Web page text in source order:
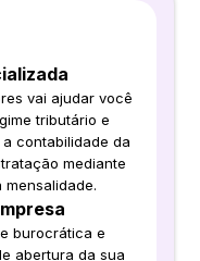
vai ajudar você
tributário e
contabilidade da
mediante
mensalidade.
burocrática e
abertura da sua